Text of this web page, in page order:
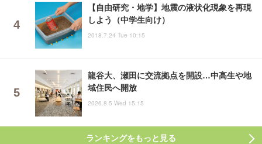
【自由研究・地学】地震の液状化現象を再現
しよう（中学生向け）
2018.7.24 Tue 10:15
龍谷大、瀬田に交流拠点を開設…中高生や地
域住民へ開放
2026.8.5 Wed 15:15
ランキングをもっと見る